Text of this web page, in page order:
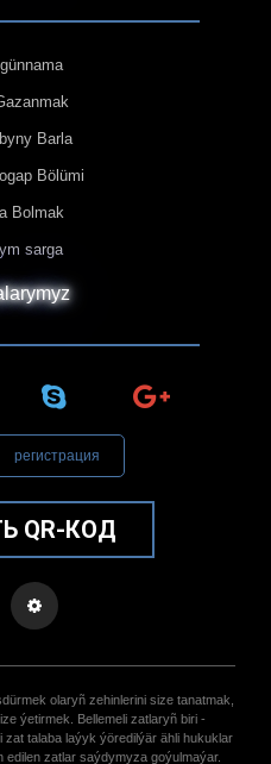
Barla
Bölümi
Bolmak
sarga
регистрация
QR-КОД
olaryñ zehinlerini size tanatmak,
ýetirmek. Bellemeli zatlaryñ biri -
talaba laýyk ýöredilýär ähli hukuklar
edilen zatlar saýdymyza goýulmaýar.